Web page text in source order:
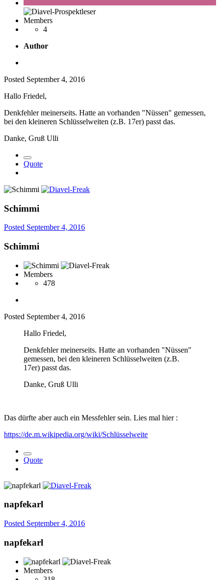
Members
4
Author
Posted September 4, 2016
Hallo Friedel,
Denkfehler meinerseits. Hatte an vorhanden "Nüssen" gemessen,
bei den kleineren Schlüsselweiten (z.B. 17er) passt das.
Danke, Gruß Ulli
Quote
Schimmi
Posted September 4, 2016
Schimmi
Members
478
Posted September 4, 2016
Hallo Friedel,
Denkfehler meinerseits. Hatte an vorhanden "Nüssen"
gemessen, bei den kleineren Schlüsselweiten (z.B.
17er) passt das.
Danke, Gruß Ulli
Das dürfte aber auch ein Messfehler sein. Lies mal hier :
https://de.m.wikipedia.org/wiki/Schlüsselweite
Quote
napfekarl
Posted September 4, 2016
napfekarl
Members